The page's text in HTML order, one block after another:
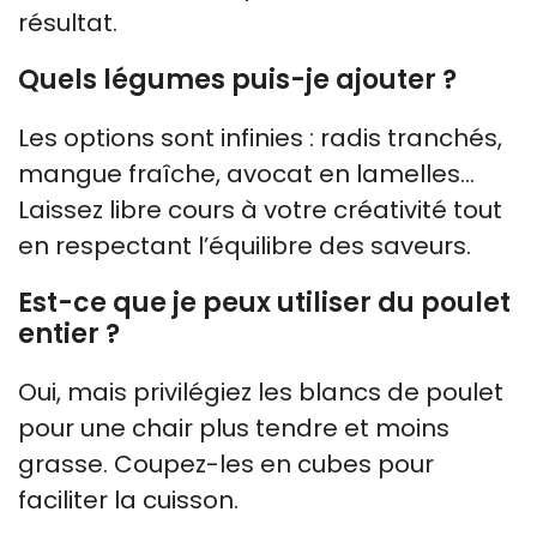
résultat.
Quels légumes puis-je ajouter ?
Les options sont infinies : radis tranchés,
mangue fraîche, avocat en lamelles…
Laissez libre cours à votre créativité tout
en respectant l’équilibre des saveurs.
Est-ce que je peux utiliser du poulet
entier ?
Oui, mais privilégiez les blancs de poulet
pour une chair plus tendre et moins
grasse. Coupez-les en cubes pour
faciliter la cuisson.